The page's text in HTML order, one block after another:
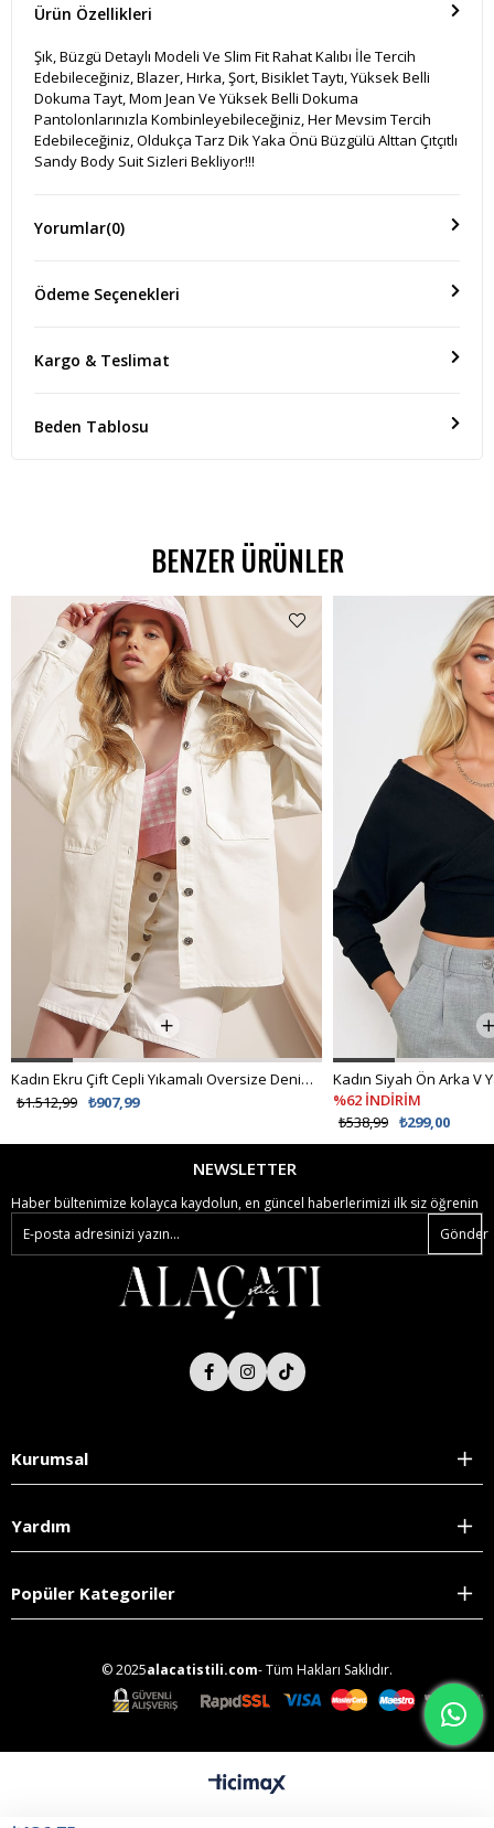
Ürün Özellikleri
Şık, Büzgü Detaylı Modeli Ve Slim Fit Rahat Kalıbı İle Tercih
Edebileceğiniz, Blazer, Hırka, Şort, Bisiklet Taytı, Yüksek Belli
Dokuma Tayt, Mom Jean Ve Yüksek Belli Dokuma
Pantolonlarınızla Kombinleyebileceğiniz, Her Mevsim Tercih
Edebileceğiniz, Oldukça Tarz Dik Yaka Önü Büzgülü Alttan Çıtçıtlı
Sandy Body Suit Sizleri Bekliyor!!!
Yorumlar(0)
Ödeme Seçenekleri
Kargo & Teslimat
Beden Tablosu
BENZER ÜRÜNLER
Kadın Ekru Çift Cepli Yıkamalı Oversize Denim Ceket ALC-X8152
₺907,99
₺1.512,99
%62 İNDİRİM
₺299,00
₺538,99
NEWSLETTER
Haber bültenimize kolayca kaydolun, en güncel haberlerimizi ilk siz öğrenin
Gönder
Kurumsal
Yardım
Popüler Kategoriler
© 2025alacatistili.com- Tüm Hakları Saklıdır.